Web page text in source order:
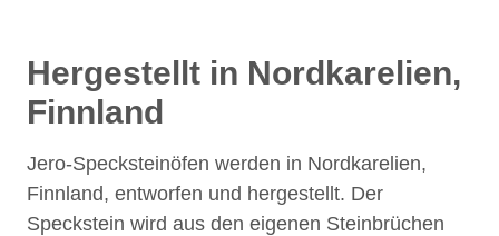
Hergestellt in Nordkarelien,
Finnland
Jero-Specksteinöfen werden in Nordkarelien,
Finnland, entworfen und hergestellt. Der
Speckstein wird aus den eigenen Steinbrüchen